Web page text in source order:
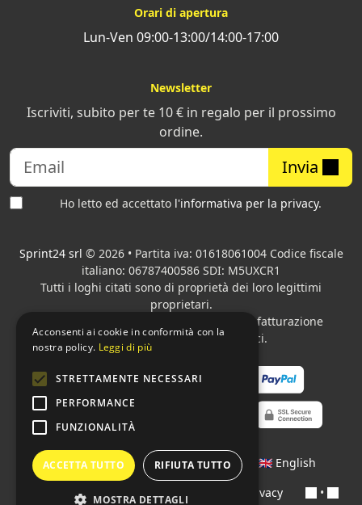
Orari di apertura
Lun-Ven 09:00-13:00/14:00-17:00
Newsletter
Iscriviti, subito per te 10 € in regalo per il prossimo
ordine.
Invia
Ho letto ed accettato l'informativa per la privacy.
Sprint24 srl © 2026 • Partita iva: 01618061004 Codice fiscale
italiano: 06787400586 SDI: M5UXCR1
Tutti i loghi citati sono di proprietà dei loro legittimi
proprietari.
adibita alla fatturazione
elettronica per gli Enti pubblici.
Lingue: 🇮🇹 Italiano • 🇫🇷 Français
🇬🇧 English
• Condizioni di pagamento Privacy •
Acconsenti ai cookie in conformità con la
nostra policy. Leggi di più
STRETTAMENTE NECESSARI
PERFORMANCE
FUNZIONALITÀ
ACCETTA TUTTO RIFIUTA TUTTO
MOSTRA DETTAGLI